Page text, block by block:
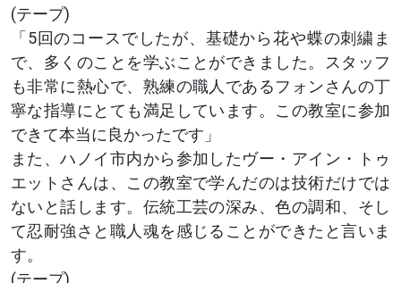
(テープ)
「5回のコースでしたが、基礎から花や蝶の刺繍ま
で、多くのことを学ぶことができました。スタッフ
も非常に熱心で、熟練の職人であるフォンさんの丁
寧な指導にとても満足しています。この教室に参加
できて本当に良かったです」
また、ハノイ市内から参加したヴー・アイン・トゥ
エットさんは、この教室で学んだのは技術だけでは
ないと話します。伝統工芸の深み、色の調和、そし
て忍耐強さと職人魂を感じることができたと言いま
す。
(テープ)